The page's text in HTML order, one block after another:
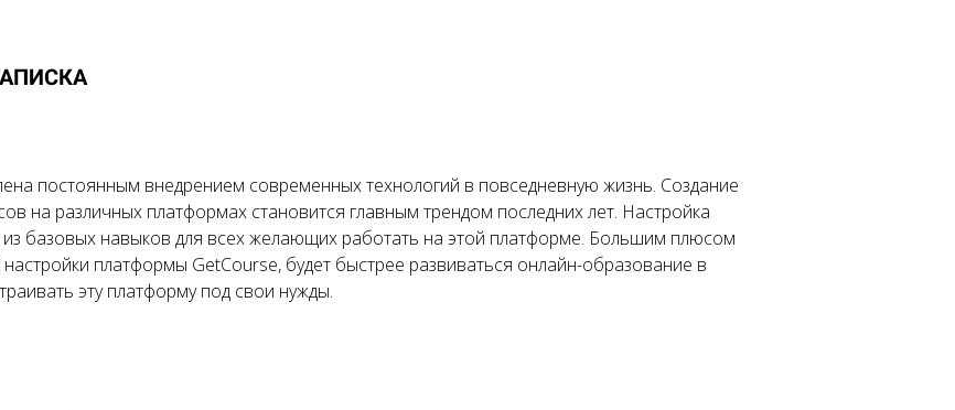
постоянным внедрением современных технологий в повседневную жизнь. Создание
на различных платформах становится главным трендом последних лет. Настройка
базовых навыков для всех желающих работать на этой платформе. Большим плюсом
платформы GetCourse, будет быстрее развиваться онлайн-образование в
эту платформу под свои нужды.